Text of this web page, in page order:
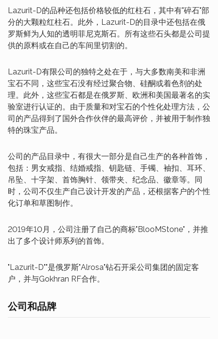
Lazurit-D的品种还包括价格较低的红柱石，其中有"碎石"部
分的大颗粒红柱石。此外，Lazurit-D的目录中还包括在俄
罗斯鲜为人知的透明菲尼克斯石。所有这些石头都是公司提
供的原料或在自己的车间里切割的。
Lazurit-D有限公司的独特之处在于，与大多数南美和非洲
宝石不同，这些宝石没有经过聚合物、硅酮或着色剂的处
理。此外，这些宝石都是在俄罗斯、欧洲和美国最著名的实
验室进行认证的。由于质量和对宝石的个性化处理方法，公
司的产品得到了国外合作伙伴的最高评价，并被用于制作独
特的珠宝产品。
公司的产品目录中，有很大一部分是自己生产的各种首饰，
包括：男女戒指、结婚戒指、钥匙链、手镯、袖扣、耳环、
吊坠、十字架、首饰胸针、领带夹、纪念品、徽章等。同
时，公司不仅生产自己设计开发的产品，还根据客户的个性
化订单和草图制作。
2019年10月，公司注册了自己的商标"BlooMStone"，并推
出了多个设计师系列的首饰。
"Lazurit-D""是俄罗斯"Alrosa"钻石开采公司集团的固定客
户，并与Gokhran RF合作。
公司和品牌